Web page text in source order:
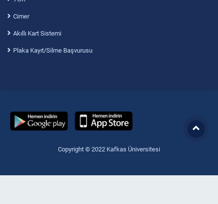
Cimer
Akıllı Kart Sistemi
Plaka Kayıt/Silme Başvurusu
Copyright © 2022 Kafkas Üniversitesi